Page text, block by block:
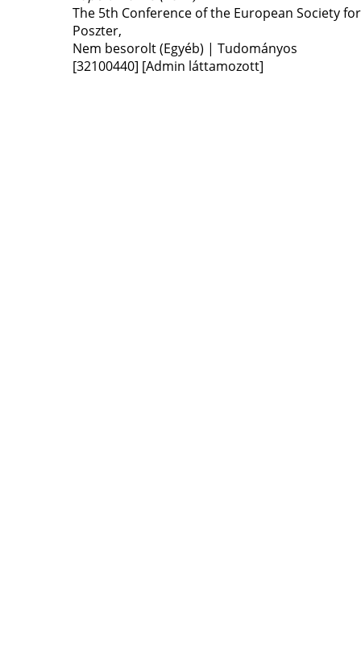
The 5th Conference of the European Society
Poszter,
Nem besorolt (Egyéb) | Tudományos
[32100440] [Admin láttamozott]